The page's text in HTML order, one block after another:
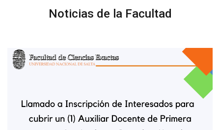
Noticias de la Facultad